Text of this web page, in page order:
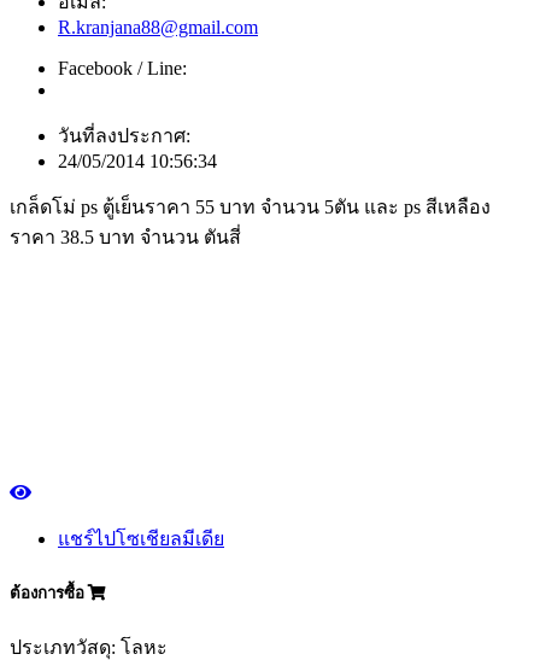
R.kranjana88@gmail.com
Facebook / Line:
วันที่ลงประกาศ:
24/05/2014 10:56:34
เกล็ดโม่ ps ตู้เย็นราคา 55 บาท จำนวน 5ตัน และ ps สีเหลือง
ราคา 38.5 บาท จำนวน ตันสี่
แชร์ไปโซเชียลมีเดีย
ต้องการซื้อ
ประเภทวัสดุ: โลหะ